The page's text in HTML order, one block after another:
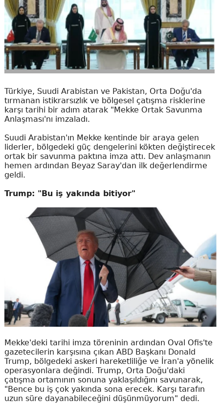
Türkiye, Suudi Arabistan ve Pakistan, Orta Doğu'da
tırmanan istikrarsızlık ve bölgesel çatışma risklerine
karşı tarihi bir adım atarak "Mekke Ortak Savunma
Anlaşması'nı imzaladı.
Suudi Arabistan'ın Mekke kentinde bir araya gelen
liderler, bölgedeki güç dengelerini kökten değiştirecek
ortak bir savunma paktına imza attı. Dev anlaşmanın
hemen ardından Beyaz Saray'dan ilk değerlendirme
geldi.
Trump: "Bu iş yakında bitiyor"
Mekke'deki tarihi imza töreninin ardından Oval Ofis'te
gazetecilerin karşısına çıkan ABD Başkanı Donald
Trump, bölgedeki askeri hareketliliğe ve İran'a yönelik
operasyonlara değindi. Trump, Orta Doğu'daki
çatışma ortamının sonuna yaklaşıldığını savunarak,
"Bence bu iş çok yakında sona erecek. Karşı tarafın
uzun süre dayanabileceğini düşünmüyorum" dedi.